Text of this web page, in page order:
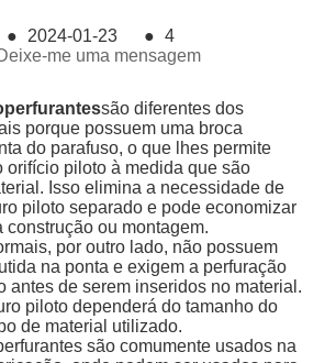
● 2024-01-23 ● 4
me uma mensagem
são diferentes dos
porque possuem uma broca
do parafuso, o que lhes permite
orifício piloto à medida que são
Isso elimina a necessidade de
piloto separado e pode economizar
construção ou montagem.
por outro lado, não possuem
na ponta e exigem a perfuração
antes de serem inseridos no material.
piloto dependerá do tamanho do
de material utilizado.
são comumente usados ​​na